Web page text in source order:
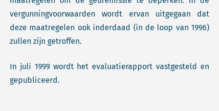
vergunningvoorwaarden wordt ervan uitgegaan dat
deze maatregelen ook inderdaad (in de loop van 1996)
zullen zijn getroffen.
In juli 1999 wordt het evaluatierapport vastgesteld en
gepubliceerd.